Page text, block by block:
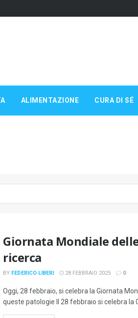
ALIMENTAZIONE CURA DI SÉ
Giornata Mondiale
ricerca
BY FEDERICO LIBERI 28 FEBBRAIO 2025 0
Oggi, 28 febbraio, si celebra la Giornata
queste patologie Il 28 febbraio si celebra la